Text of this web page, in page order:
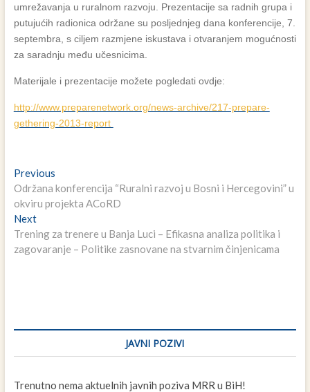
umrežavanja u ruralnom razvoju. Prezentacije sa radnih grupa i
putujućih radionica održane su posljednjeg dana konferencije, 7.
septembra, s ciljem razmjene iskustava i otvaranjem mogućnosti
za saradnju među učesnicima.
Materijale i prezentacije možete pogledati ovdje:
http://www.preparenetwork.org/news-archive/217-prepare-
gethering-2013-report
Navigacija
članaka
PreviousPrevious
post:
Održana konferencija “Ruralni razvoj u Bosni i Hercegovini” u
okviru projekta ACoRD
NextNext
post:
Trening za trenere u Banja Luci – Efikasna analiza politika i
zagovaranje – Politike zasnovane na stvarnim činjenicama
JAVNI POZIVI
Trenutno nema aktuelnih javnih poziva MRR u BiH!